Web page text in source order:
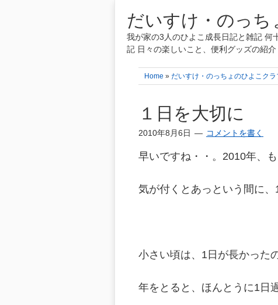
だいすけ・のっち
我が家の3人のひよこ成長日記と雑記 何
記 日々の楽しいこと、便利グッズの紹介
Home » だいすけ・のっちょのひよこクラ
１日を大切に
2010年8月6日 コメントを書く
早いですね・・。2010年、も
気が付くとあっという間に、
小さい頃は、1日が長かった
年をとると、ほんとうに1日